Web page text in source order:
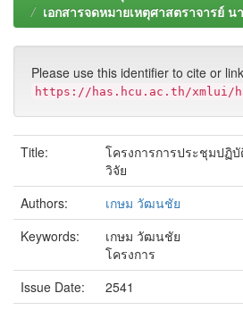
เอกสารจดหมายเหตุศาสตราจารย์
Please use this identifier to cite or
https://has.hcu.ac.th/xmlui/
Title:
โครงการการประชุมปฏิบั
วิจัย
Authors:
เกษม วัฒนชัย
Keywords:
เกษม วัฒนชัย
โครงการ
Issue Date:
2541